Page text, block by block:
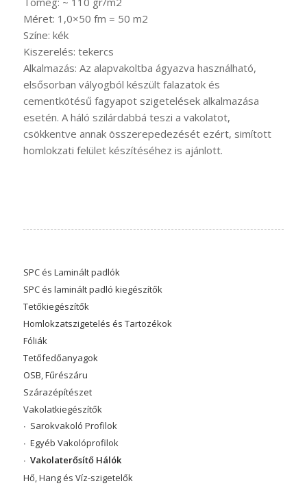
Méret: 1,0×50 fm = 50 m2
Színe: kék
Kiszerelés: tekercs
Alkalmazás: Az alapvakoltba ágyazva használható,
elsősorban vályogból készült falazatok és
cementkötésű fagyapot szigetelések alkalmazása
esetén. A háló szilárdabbá teszi a vakolatot,
csökkentve annak összerepedezését ezért, simított
homlokzati felület készítéséhez is ajánlott.
SPC és Laminált padlók
SPC és laminált padló kiegészítők
Tetőkiegészítők
Homlokzatszigetelés és Tartozékok
Fóliák
Tetőfedőanyagok
OSB, Fűrészáru
Szárazépítészet
Vakolatkiegészítők
Sarokvakoló Profilok
Egyéb Vakolóprofilok
Vakolaterősítő Hálók
Hő, Hang és Víz-szigetelők